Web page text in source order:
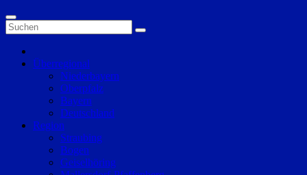
Überregional
Niederbayern
Oberpfalz
Bayern
Deutschland
Region
Straubing
Bogen
Geiselhöring